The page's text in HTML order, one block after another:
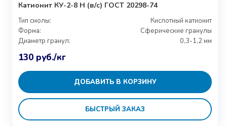
Катионит КУ-2-8 H (в/с) ГОСТ 20298-74
Тип смолы:
Кислотный катионит
Форма:
Сферические гранулы
Диаметр гранул:
0,3-1,2 мм
130 руб./кг
ДОБАВИТЬ В КОРЗИНУ
БЫСТРЫЙ ЗАКАЗ